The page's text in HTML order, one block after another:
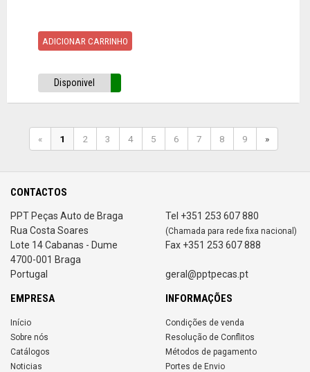
ADICIONAR CARRINHO
Disponivel
« 1 2 3 4 5 6 7 8 9 »
CONTACTOS
PPT Peças Auto de Braga
Rua Costa Soares
Lote 14 Cabanas - Dume
4700-001 Braga
Portugal
Tel +351 253 607 880
(Chamada para rede fixa nacional)
Fax +351 253 607 888
geral@pptpecas.pt
EMPRESA
Início
Sobre nós
Catálogos
Noticias
INFORMAÇÕES
Condições de venda
Resolução de Conflitos
Métodos de pagamento
Portes de Envio